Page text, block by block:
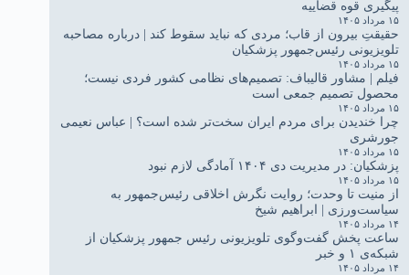
پیگیری قوه قضاییه
۱۵ مرداد ۱۴۰۵
حقیقتِ بیرون از قاب؛ مردی که نباید سقوط کند | درباره مصاحبه
تلویزیونی رئیس‌جمهور پزشکیان
۱۵ مرداد ۱۴۰۵
فیلم | مشاور قالیباف: تصمیم‌های نظامی کشور فردی نیست؛
محصول تصمیم جمعی است
۱۵ مرداد ۱۴۰۵
چرا خندیدن برای مردم ایران سخت‌تر شده است؟ | عباس نعیمی
جورشری
۱۵ مرداد ۱۴۰۵
پزشکیان: در مدیریت دی ۱۴۰۴ آمادگی لازم نبود
۱۵ مرداد ۱۴۰۵
از منیت تا وحدت؛ روایت نگرش اخلاقی رئیس‌جمهور به
سیاست‌ورزی | ابراهیم شیخ
۱۴ مرداد ۱۴۰۵
ساعت پخش گفت‌وگوی تلویزیونی رئیس جمهور پزشکیان از
شبکه‌ی ۱ و خبر
۱۴ مرداد ۱۴۰۵